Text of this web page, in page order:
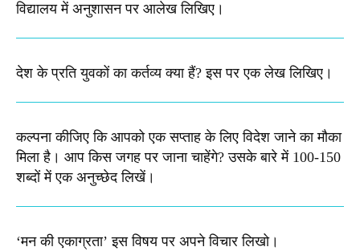
विद्यालय में अनुशासन पर आलेख लिखिए।
देश के प्रति युवकों का कर्तव्य क्या हैं? इस पर एक लेख लिखिए।
कल्पना कीजिए कि आपको एक सप्ताह के लिए विदेश जाने का मौका
मिला है। आप किस जगह पर जाना चाहेंगे? उसके बारे में 100-150
शब्दों में एक अनुच्छेद लिखें।
‘मन की एकाग्रता’ इस विषय पर अपने विचार लिखो।